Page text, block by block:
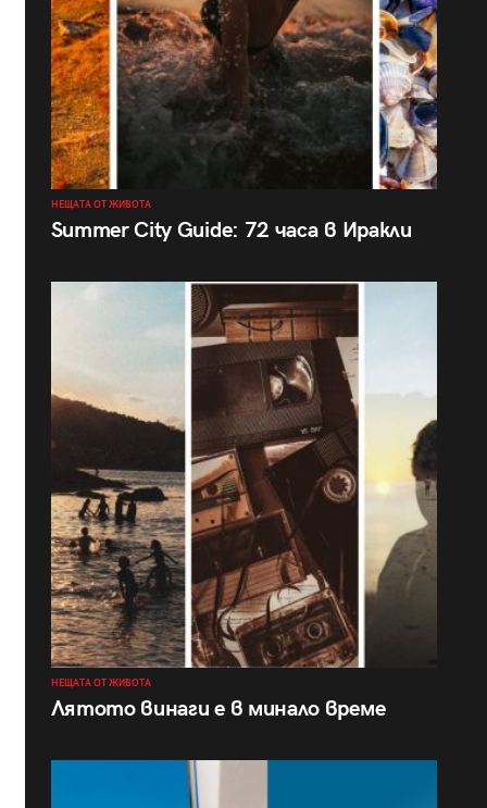
НЕЩАТА ОТ ЖИВОТА
Summer City Guide: 72 часа в Иракли
НЕЩАТА ОТ ЖИВОТА
Лятото винаги е в минало време